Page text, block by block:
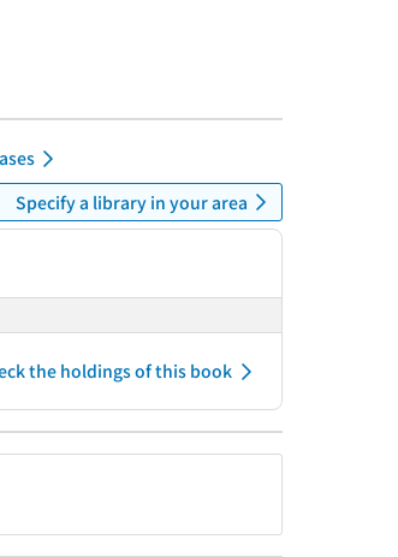
Specify a library in your area
the holdings of this book